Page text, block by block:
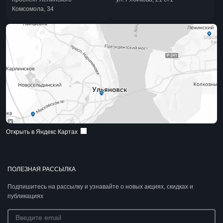
ПОЛЕЗНАЯ РАССЫЛКА
Подпишитесь на рассылку и узнавайте о новых акциях, скидках и
публикациях
Комсомола, 34
Открыть в Яндекс Картах